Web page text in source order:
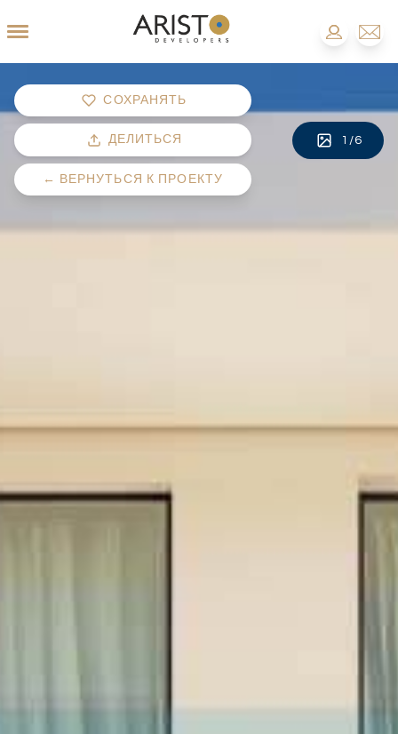
СОХРАНЯТЬ
ДЕЛИТЬСЯ
← ВЕРНУТЬСЯ К ПРОЕКТУ
1 /6